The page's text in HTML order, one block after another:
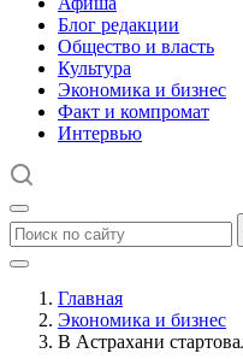
Блог редакции
Общество и власть
Культура
Экономика и бизнес
Факт и компромат
Интервью
Главная
Экономика и бизнес
В Астрахани